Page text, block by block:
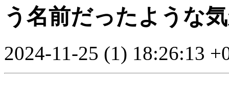
う名前だったような
2024-11-25 (1) 18:26:13